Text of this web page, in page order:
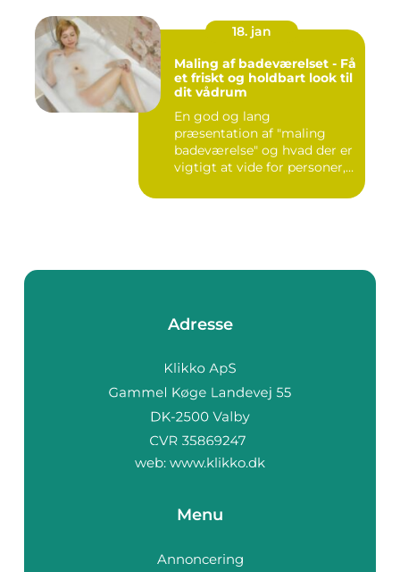
18. jan
Maling af badeværelset - Få
et friskt og holdbart look til
dit vådrum
En god og lang
præsentation af "maling
badeværelse" og hvad der er
vigtigt at vide for personer,
Adresse
web: www.klikko.dk
Menu
Annoncering